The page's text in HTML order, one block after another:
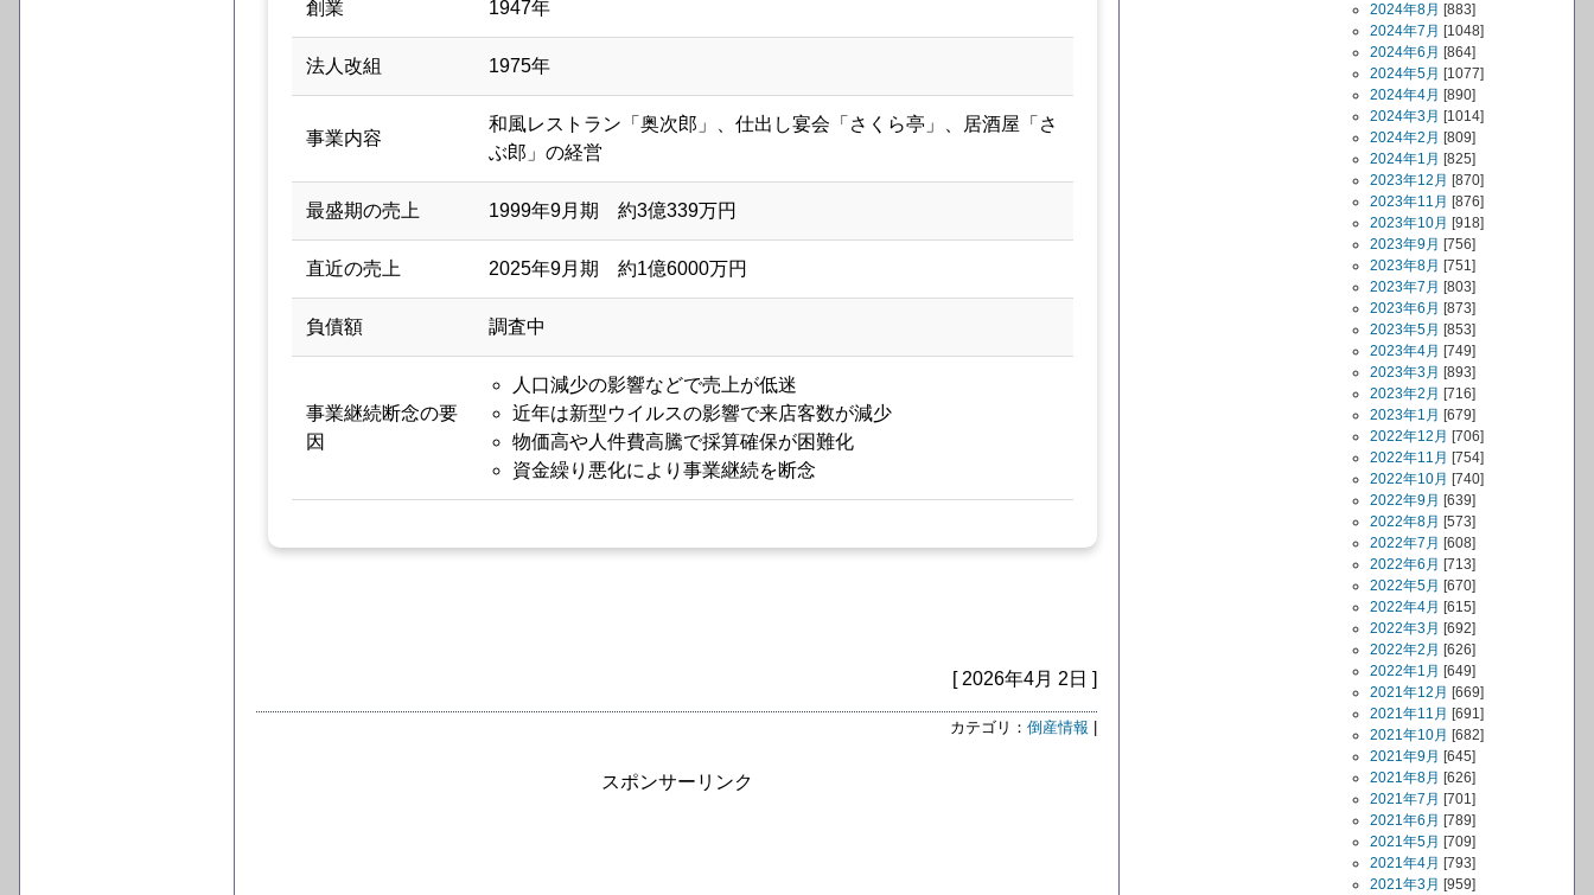
創業 1947年
法人改組 1975年
事業内容
和風レストラン「奥次郎」、仕出し宴会「さくら亭」、居酒屋「さ
ぶ郎」の経営
最盛期の売上 1999年9月期 約3億339万円
直近の売上 2025年9月期 約1億6000万円
負債額 調査中
事業継続断念の要
因
人口減少の影響などで売上が低迷
近年は新型ウイルスの影響で来店客数が減少
物価高や人件費高騰で採算確保が困難化
資金繰り悪化により事業継続を断念
[ 2026年4月 2日 ]
カテゴリ： 倒産情報
スポンサーリンク
2024年8月 [883]
2024年7月 [1048]
2024年6月 [864]
2024年5月 [1077]
2024年4月 [890]
2024年3月 [1014]
2024年2月 [809]
2024年1月 [825]
2023年12月 [870]
2023年11月 [876]
2023年10月 [918]
2023年9月 [756]
2023年8月 [751]
2023年7月 [803]
2023年6月 [873]
2023年5月 [853]
2023年4月 [749]
2023年3月 [893]
2023年2月 [716]
2023年1月 [679]
2022年12月 [706]
2022年11月 [754]
2022年10月 [740]
2022年9月 [639]
2022年8月 [573]
2022年7月 [608]
2022年6月 [713]
2022年5月 [670]
2022年4月 [615]
2022年3月 [692]
2022年2月 [626]
2022年1月 [649]
2021年12月 [669]
2021年11月 [691]
2021年10月 [682]
2021年9月 [645]
2021年8月 [626]
2021年7月 [701]
2021年6月 [789]
2021年5月 [709]
2021年4月 [793]
2021年3月 [959]